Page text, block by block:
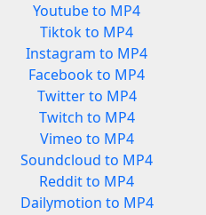
Youtube to MP4
Tiktok to MP4
Instagram to MP4
Facebook to MP4
Twitter to MP4
Twitch to MP4
Vimeo to MP4
Soundcloud to MP4
Reddit to MP4
Dailymotion to MP4